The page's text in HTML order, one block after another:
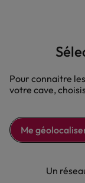
L'ABUS D'ALCOOL EST
Pour connaitre
votre cave,
Me
Un